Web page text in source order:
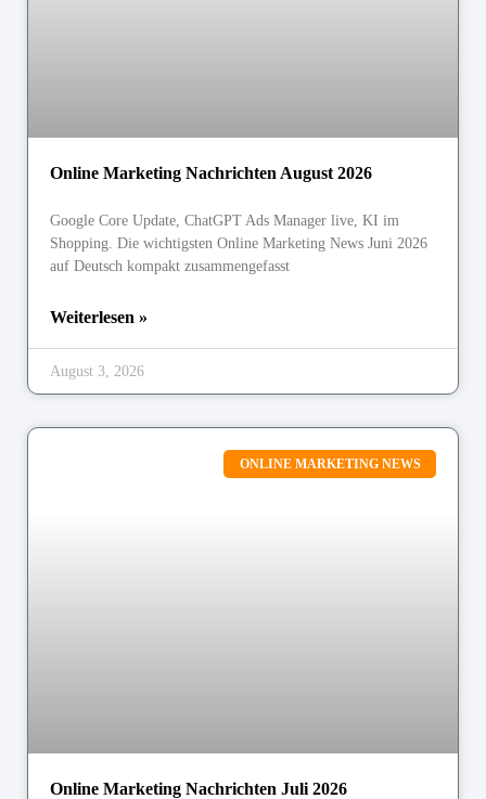
Online Marketing Nachrichten August 2026
Google Core Update, ChatGPT Ads Manager live, KI im
Shopping. Die wichtigsten Online Marketing News Juni 2026
auf Deutsch kompakt zusammengefasst
Weiterlesen »
August 3, 2026
ONLINE MARKETING NEWS
Online Marketing Nachrichten Juli 2026